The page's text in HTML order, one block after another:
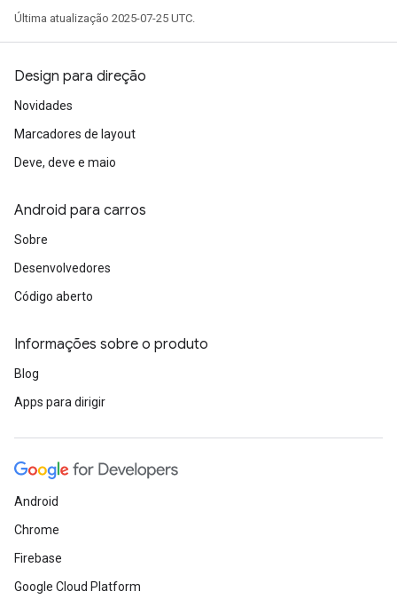
Última atualização 2025-07-25 UTC.
Design para direção
Novidades
Marcadores de layout
Deve, deve e maio
Android para carros
Sobre
Desenvolvedores
Código aberto
Informações sobre o produto
Blog
Apps para dirigir
Android
Chrome
Firebase
Google Cloud Platform